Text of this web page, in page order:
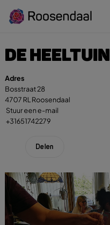
Zoeksuggesties
UITagenda
Fietsen
DE HEELTUIN
Adres
Bosstraat 28
4707 RL Roosendaal
Stuur een e-mail
+31651742279
Delen